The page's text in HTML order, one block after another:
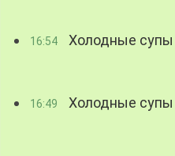
16:54 Холодные
16:49 Холодные